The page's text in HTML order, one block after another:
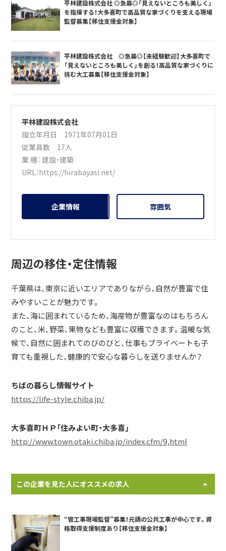
平林建設株式会社 ◎急募◎「見えないところも美しく」
を指揮する！大多喜町で高品質な家づくりを支える現場
監督募集【移住支援金対象】
平林建設株式会社 ◎急募◎【未経験歓迎】大多喜町で
「見えないところも美しく」を創る！高品質な家づくりに
挑む大工募集【移住支援金対象】
平林建設株式会社
設立年月日 1971年07月01日
従業員数 17人
業 種：建設・建築
URL：https://hirabayasi.net/
企業情報 雰囲気
周辺の移住・定住情報
千葉県は、東京に近いエリアでありながら、自然が豊富で住
みやすいことが魅力です。
また、海に囲まれているため、海産物が豊富なのはもちろん
のこと、米、野菜、果物なども豊富に収穫できます。温暖な気
候で、自然に囲まれてのびのびと、仕事もプライベートも子
育ても重視した、健康的で安心な暮らしを送りませんか？
ちばの暮らし情報サイト
https://life-style.chiba.jp/
大多喜町ＨＰ「住みよい町・大多喜」
http://www.town.otaki.chiba.jp/index.cfm/9,html
この企業を見た人にオススメの求人
“管工事現場監督”募集！元請の公共工事が中心です。資
格取得支援制度あり【移住支援金対象】